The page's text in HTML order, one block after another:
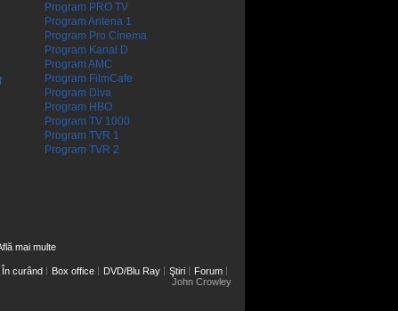
Program PRO TV
Program Antena 1
Program Pro Cinema
Program Kanal D
Program AMC
Program FilmCafe
Program Diva
Program HBO
Program TV 1000
Program TVR 1
Program TVR 2
mai multe
În curând Box office DVD/Blu Ray Ştiri
Forum
John Crowley